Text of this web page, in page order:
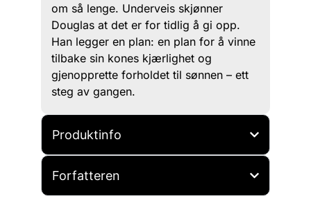
om så lenge. Underveis skjønner
Douglas at det er for tidlig å gi opp.
Han legger en plan: en plan for å vinne
tilbake sin kones kjærlighet og
gjenopprette forholdet til sønnen – ett
steg av gangen.
Produktinfo
Forfatteren